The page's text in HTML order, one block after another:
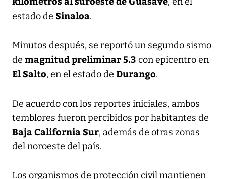
estado de Sinaloa.
Minutos después, se reportó un segundo sismo
de magnitud preliminar 5.3 con epicentro en
El Salto, en el estado de Durango.
De acuerdo con los reportes iniciales, ambos
temblores fueron percibidos por habitantes de
Baja California Sur, además de otras zonas
del noroeste del país.
Los organismos de protección civil mantienen